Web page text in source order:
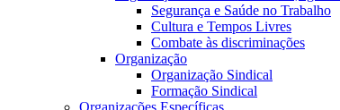
Segurança e Saúde no Trabalho
Cultura e Tempos Livres
Combate às discriminações
Organização
Organização Sindical
Formação Sindical
Organizações Específicas